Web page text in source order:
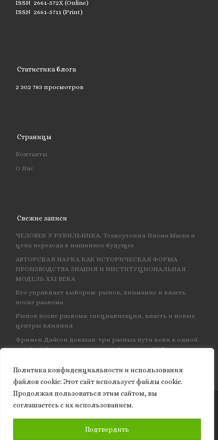
Политика конфиденциальности и использования
файлов сookie: Этот сайт использует файлы cookie.
Продолжая пользоваться этим сайтом, вы
соглашаетесь с их использованием.
Подтвердить
ISSN 2661-572X (Online)
ISSN 2661-5711 (Print)
Статистика блога
2 302 783 просмотров
Страницы
Контакты
О Нас
Свежие записи
ЧЕЛОВЕК У РУБИЛЬНИКА. Техноутопия Илона Маска и
цена перехода в машинное будущее
АВТОРСКАЯ НАУКА КАК ИСТОРИЧЕСКАЯ ФОРМА
ПРОИЗВОДСТВА ЗНАНИЯ И ИНСТИТУЦИОНАЛЬНАЯ
МОДЕЛЬ XXI ВЕКА
Кто управляет выбором: рынок, внимание и власть
после разлома
Рынок после разлома: специализация, власть и новые
центры влияния
Фримен Дайсон доказал: три разных пути вели к одной
и той же физике — и навсегда объединил КЭД
© 2026Granite of science– Все права защищены